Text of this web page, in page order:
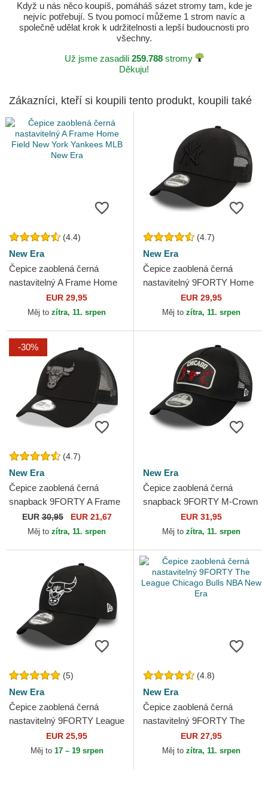
Když u nás něco koupíš, pomáháš sázet stromy tam, kde je
nejvíc potřebují. S tvou pomocí můžeme 1 strom navíc a
společně udělat krok k udržitelnosti a lepší budoucnosti pro
všechny.
Už jsme zasadili 259.788stromy
Děkuju!
Zákazníci, kteří si koupili tento produkt, koupili také
(4.4)
New Era
Čepice zaoblená černá
nastavitelný A Frame Home
Field New York Yankees
MLB New Era
EUR 29,95
Měj to zítra, 11. srpen
(4.7)
New Era
Čepice zaoblená černá
nastavitelný 9FORTY Home
Field New York Yankees
MLB New Era
EUR 29,95
Měj to zítra, 11. srpen
-30%
(4.7)
New Era
Čepice zaoblená černá
snapback 9FORTY A Frame
Tonal Chicago Bulls NBA
New Era
EUR30,95 EUR 21,67
Měj to zítra, 11. srpen
New Era
Čepice zaoblená černá
snapback 9FORTY M-Crown
A Frame Chicago Bulls NBA
New Era
EUR 31,95
Měj to zítra, 11. srpen
(5)
New Era
Čepice zaoblená černá
nastavitelný 9FORTY League
Essential Chicago Bulls NBA
New Era
EUR 25,95
Měj to 17 – 19 srpen
(4.8)
New Era
Čepice zaoblená černá
nastavitelný 9FORTY The
League Chicago Bulls NBA
New Era
EUR 27,95
Měj to zítra, 11. srpen